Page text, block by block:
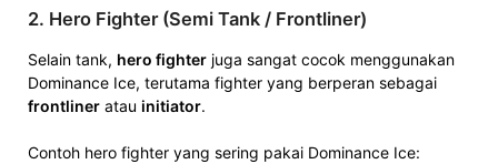
2. Hero Fighter (Semi Tank / Frontliner)
Selain tank, hero fighter juga sangat cocok menggunakan
Dominance Ice, terutama fighter yang berperan sebagai
frontliner atau initiator.
Contoh hero fighter yang sering pakai Dominance Ice: